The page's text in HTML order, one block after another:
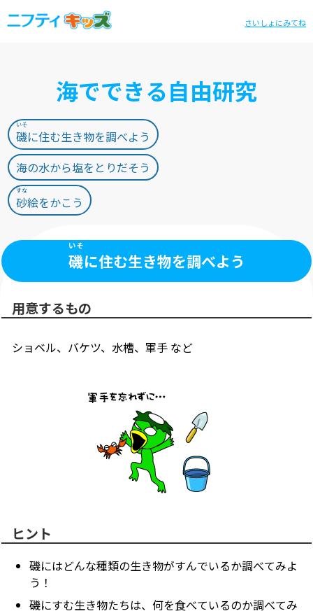
さいしょにみてね
海でできる自由研究
磯
いそ
に住む生き物を調べよう
海の水から塩をとりだそう
砂
すな
絵をかこう
磯
いそ
に住む生き物を調べよう
用意するもの
ショベル、バケツ、水槽、軍手 など
ヒント
磯にはどんな種類の生き物がすんでいるか調べてみよ
う！
磯にすむ生き物たちは、何を食べているのか調べてみ